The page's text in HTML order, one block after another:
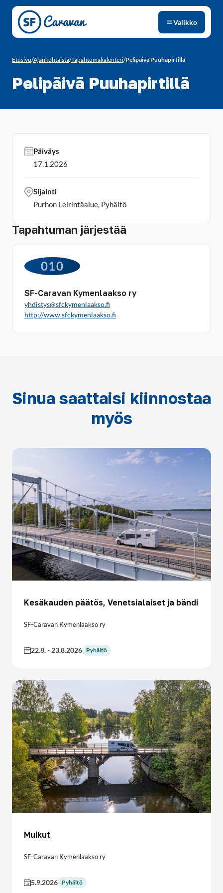
Siirry sivun sisältöön
Valikko
Etusivu/Ajankohtaista/Tapahtumakalenteri/Pelipäivä Puuhapirtillä
Pelipäivä Puuhapirtillä
Tapahtuman järjestää
010
SF-Caravan Kymenlaakso ry
yhdistys@sfckymenlaakso.fi
http://www.sfckymenlaakso.fi
Päiväys
17.1.2026
Sijainti
Purhon Leirintäalue, Pyhältö
Sinua saattaisi kiinnostaa
myös
Kesäkauden päätös, Venetsialaiset ja bändi
SF-Caravan Kymenlaakso ry
22.8.- 23.8.2026 Pyhältö
Muikut
SF-Caravan Kymenlaakso ry
5.9.2026 Pyhältö